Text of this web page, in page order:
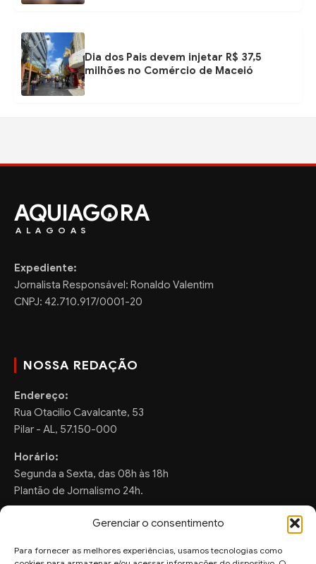
Gerenciar o consentimento
Para fornecer as melhores experiências, usamos tecnologias como
Dia dos Pais devem injetar R$ 37,5
milhões no Comércio de Maceió
AQUIAG RA
ALAGOAS
Expediente:
Jornalista Responsável: Ronaldo Valentim
CNPJ: 42.710.917/0001-20
NOSSA REDAÇÃO
Endereço:
Rua Otacilio Cavalcante, 53
Pilar - AL, 57.150-000
Horário:
Segunda a Sexta, das 08h às 18h
Plantão de Jornalismo 24h.
FALE CONOSCO